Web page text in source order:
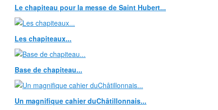
Le chapiteau pour la messe de Saint Hubert...
Les chapiteaux...
Base de chapiteau...
Un magnifique cahier duChâtillonnais...